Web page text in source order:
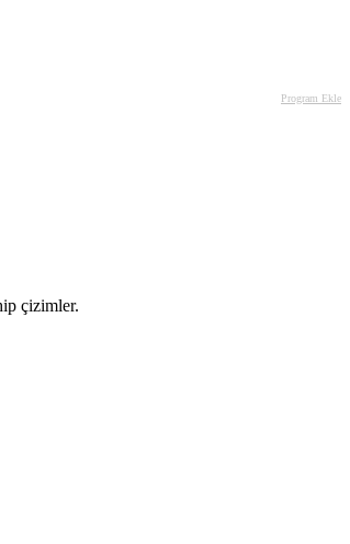
Program Ekle
çizimler.